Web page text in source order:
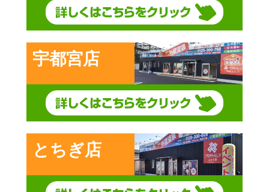
宇都宮店
とちぎ店